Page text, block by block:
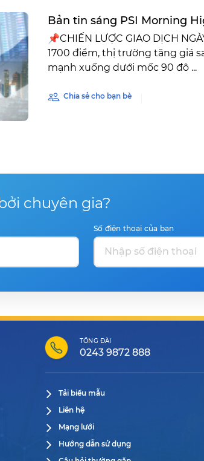
Bản tin sáng PSI Morning
📌CHIẾN LƯỢC GIAO DỊCH
1700 điểm, thị trường tăng giá
mạnh xuống dưới mốc 90 đô ...
Chia sẻ cho bạn bè
chuyên gia?
Số điện thoại của bạn
TỔNG ĐÀI
0243 9872 888
Tải biểu mẫu
Liên hệ
Mạng lưới
Hướng dẫn sử dụng